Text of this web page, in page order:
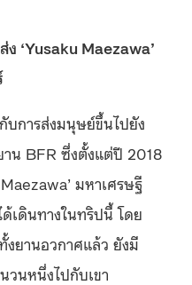
‘Yusaku Maezawa’
บการส่งมนุษย์ขึ้นไปยัง
น BFR ซึ่งตั้งแต่ปี 2018
มหาเศรษฐี
เดินทางในทริปนี้ โดย
ยานอวกาศแล้ว ยังมี
วนหนึ่งไปกับเขา